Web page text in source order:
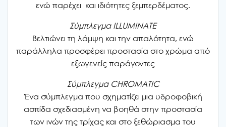
ενώ παρέχει και ιδιότητες ξεμπερδέματος.
Σύμπλεγμα ILLUMINATE
Βελτιώνει τη λάμψη και την απαλότητα, ενώ
παράλληλα προσφέρει προστασία στο χρώμα από
εξωγενείς παράγοντες
Σύμπλεγμα CHROMATIC
Ένα σύμπλεγμα που σχηματίζει μια υδροφοβική
ασπίδα σχεδιασμένη να βοηθά στην προστασία
των ινών της τρίχας και στο ξεθώριασμα του